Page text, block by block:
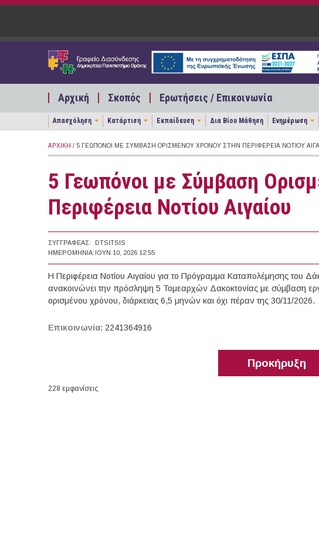
Παράκαμψη προς το κυρίως περιεχόμενο
Αρχική Σκοπός Ερωτήσεις / Επικοινωνία
Απασχόληση Κατάρτιση Εκπαίδευση Δια Βίου Μάθηση Ενημέρωση
ΑΡΧΙΚΉ / 5 ΓΕΩΠΌΝΟΙ ΜΕ ΣΎΜΒΑΣΗ ΟΡΙΣΜΈΝΟΥ ΧΡΌΝΟΥ ΣΤΗΝ ΠΕΡΙΦΈΡΕΙΑ ΝΟΤΊΟΥ
5 Γεωπόνοι με Σύμβαση
Περιφέρεια Νοτίου Αιγαίου
ΣΥΓΓΡΑΦΈΑΣ:
DTSITSIS
ΗΜΕΡΟΜΗΝΊΑ: ΙΟΥΝ 10, 2026 12:55
Η Περιφέρεια Νοτίου Αιγαίου για το Πρόγραμμα Καταπολέμησης του
ανακοινώνει την πρόσληψη 5 Τομεαρχών Δακοκτονίας με σύμβαση
ορισμένου χρόνου, διάρκειας 6,5 μηνών και όχι πέραν της 30/11/2026.
Επικοινωνία: 2241364916
Προκήρυξη
228 εμφανίσεις